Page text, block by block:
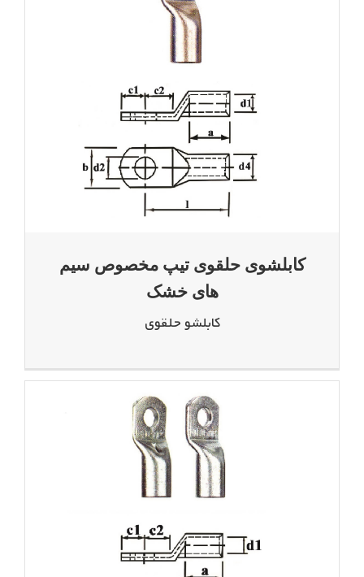
کابلشوی حلقوی تیپ مخصوص سیم
های خشک
کابلشو حلقوی